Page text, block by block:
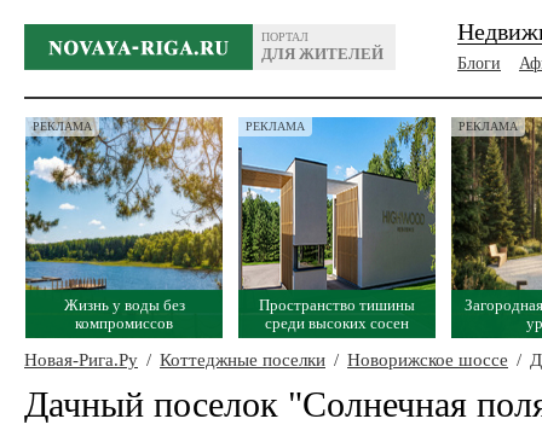
ПОРТАЛ
ДЛЯ ЖИТЕЛЕЙ
Блоги
РЕКЛАМА
Жизнь у воды без
компромиссов
РЕКЛАМА
Пространство тишины
среди высоких сосен
РЕКЛАМА
Новая-Рига.Ру / Коттеджные поселки / Новорижское шоссе /
Дачный поселок "Солнечная